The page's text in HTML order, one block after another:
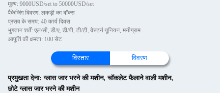
मूल्य: 9000USD/set to 50000USD/set
पैकेजिंग विवरण: लकड़ी का बॉक्स
प्रसव के समय: 40 कार्य दिवस
भुगतान शर्तें: एल/सी, डी/ए, डी/पी, टी/टी, वेस्टर्न यूनियन, मनीग्राम
आपूर्ति की क्षमता: 100 सेट
विस्तार विवरण
प्रमुखता देना:ग्लास जार भरने की मशीन,चॉकलेट फैलाने वाली मशीन,
छोटे ग्लास जार भरने की मशीन